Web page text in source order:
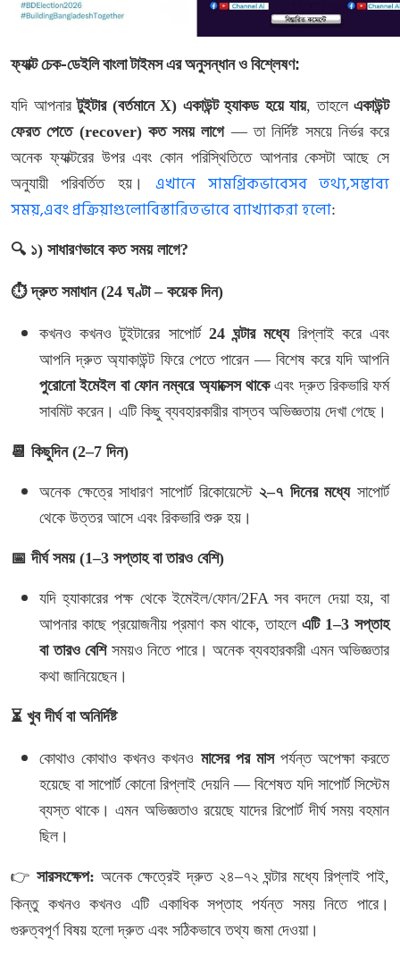
ফ্যাক্ট চেক-ডেইলি বাংলা টাইমস এর অনুসন্ধান ও বিশ্লেষণ:
যদি আপনার টুইটার(বর্তমানেX) একাউন্ট হ্যাকড হয়ে যায়,তাহলে একাউন্ট
ফেরত পেতে(recover) কত সময় লাগে—তা নির্দিষ্ট সময়ে নির্ভর করে
অনেক ফ্যাক্টরের উপর এবং কোন পরিস্থিতিতে আপনার কেসটা আছে সে
অনুযায়ী
পরিবর্তিত হয়।
এখানে সামগ্রিকভাবেসব তথ্য,সম্ভাব্য
সময়,এবং প্রক্রিয়াগুলোবিস্তারিতভাবে ব্যাখ্যাকরা হলো:
🔍 ১) সাধারণভাবে কত সময় লাগে?
⏱️ দ্রুত সমাধান(24 ঘণ্টা– কয়েক দিন)
কখনও কখনও টুইটারের সাপোর্ট 24ঘন্টার মধ্যে রিপ্লাই করে এবং
আপনি দ্রুত অ্যাকাউন্ট ফিরে পেতে পারেন —বিশেষ করে যদি আপনি
পুরোনো ইমেইল বা ফোন নম্বরে অ্যাক্সেস থাকে এবং দ্রুত রিকভারি ফর্ম
সাবমিট করেন। এটি কিছু ব্যবহারকারীর বাস্তব অভিজ্ঞতায় দেখা গেছে।
📆 কিছুদিন(2–7 দিন)
অনেক ক্ষেত্রে সাধারণ সাপোর্ট রিকোয়েস্টে ২–৭ দিনের মধ্যে সাপোর্ট
থেকে উত্তর আসে এবং রিকভারি শুরু হয়।
📅 দীর্ঘ সময়(1–3 সপ্তাহ বা তারও বেশি)
যদি হ্যাকারের পক্ষ থেকে ইমেইল/ফোন/2FAসব বদলে দেয়া হয়,বা
আপনার কাছে প্রয়োজনীয় প্রমাণ কম থাকে,তাহলে এটি1–3সপ্তাহ
বা তারও বেশি সময়ও নিতে পারে। অনেক ব্যবহারকারী এমন অভিজ্ঞতার
কথা জানিয়েছেন।
⏳ খুব দীর্ঘ বা অনির্দিষ্ট
কোথাও কোথাও কখনও কখনও মাসের পর মাস পর্যন্ত অপেক্ষা করতে
হয়েছে বা সাপোর্ট কোনো রিপ্লাই দেয়নি— বিশেষত যদি সাপোর্ট সিস্টেম
ব্যস্ত থাকে। এমন অভিজ্ঞতাও রয়েছে যাদের রিপোর্ট দীর্ঘ সময় বহমান
ছিল।
👉 সারসংক্ষেপ: অনেক ক্ষেত্রেই দ্রুত ২৪–৭২ ঘন্টার মধ্যে রিপ্লাই পাই,
কিন্তু কখনও কখনও এটি একাধিক সপ্তাহ পর্যন্ত সময় নিতে পারে।
গুরুত্বপূর্ণ বিষয় হলো দ্রুত এবং সঠিকভাবে তথ্য জমা দেওয়া।